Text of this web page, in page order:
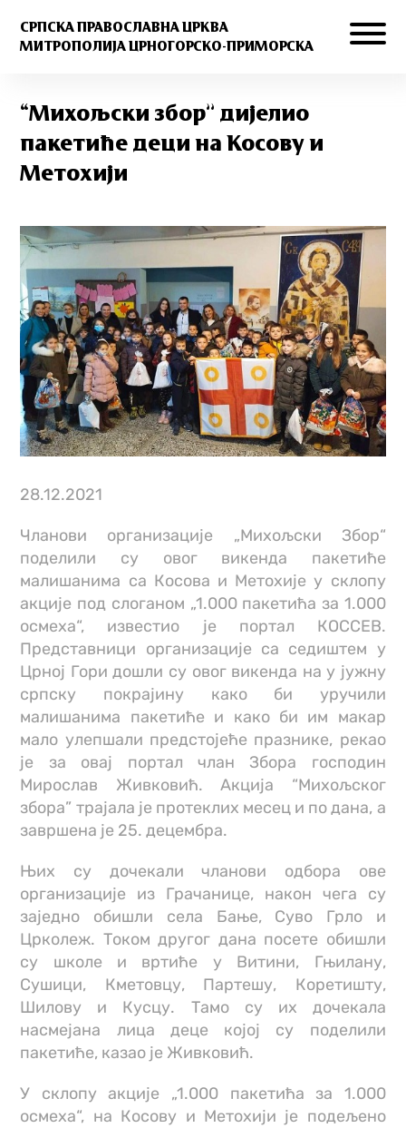
СРПСКА ПРАВОСЛАВНА ЦРКВА
МИТРОПОЛИЈА ЦРНОГОРСКО-ПРИМОРСКА
“Михољски збор” дијелио
пакетиће деци на Косову и
Метохији
28.12.2021
Чланови организације „Михољски Збор“
поделили су овог викенда пакетиће
малишанима са Косова и Метохије у склопу
акције под слоганом „1.000 пакетића за 1.000
осмеха“, известио је портал КОССЕВ.
Представници организације са седиштем у
Црној Гори дошли су овог викенда на у јужну
српску покрајину како би уручили
малишанима пакетиће и како би им макар
мало улепшали предстојеће празнике, рекао
је за овај портал члан Збора господин
Мирослав Живковић. Акција “Михољског
збора” трајала је протеклих месец и по дана, а
завршена је 25. децембра.
Њих су дочекали чланови одбора ове
организације из Грачанице, након чега су
заједно обишли села Бање, Суво Грло и
Црколеж. Током другог дана посете обишли
су школе и вртиће у Витини, Гњилану,
Сушици, Кметовцу, Партешу, Коретишту,
Шилову и Кусцу. Тамо су их дочекала
насмејана лица деце којој су поделили
пакетиће, казао је Живковић.
У склопу акције „1.000 пакетића за 1.000
осмеха“, на Косову и Метохији је подељено